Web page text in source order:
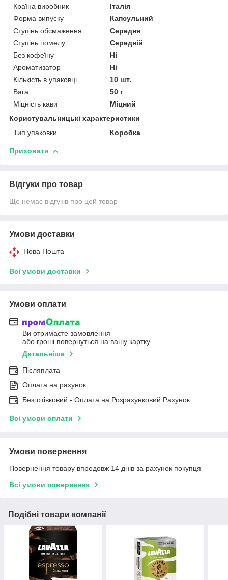
Країна виробник
Італія
Форма випуску
Капсульний
Ступінь обсмаження
Середня
Ступінь помелу
Середній
Без кофеїну
Ні
Ароматизатор
Ні
Кількість в упаковці
10 шт.
Вага
50 г
Міцність кави
Міцний
Користувальницькі характеристики
Тип упаковки
Коробка
Приховати
Відгуки про товар
Ще немає відгуків про цей товар
Умови доставки
Нова Пошта
Всі умови доставки
Умови оплати
Ви отримаєте замовлення
або гроші повернуться на вашу картку
Детальніше
Післяплата
Оплата на рахунок
Безготівковий - Оплата на Розрахунковий Рахунок
Всі умови оплати
Умови повернення
Повернення товару впродовж 14 днів за рахунок покупця
Всі умови повернення
Подібні товари компанії